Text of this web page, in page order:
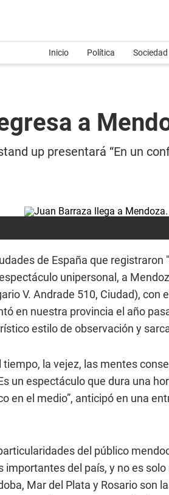
Inicio Política Sociedad
a
up presentará “En un
de España que registraron
unipersonal, a
V. Andrade 510, Ciudad),
en nuestra provincia el año
estilo de observación y
tiempo, la vejez, las mentes
un espectáculo que dura una
en el medio”, anticipó en una
del público
del país, y no es
Mar del Plata y Rosario son